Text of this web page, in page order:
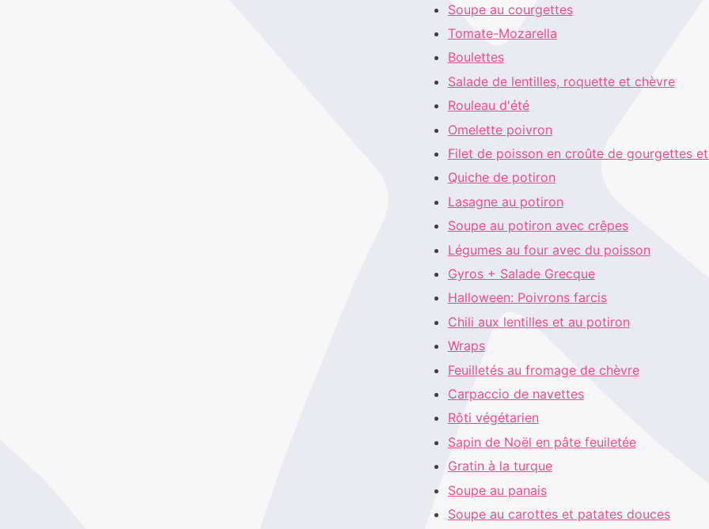
Soupe au courgettes
Tomate-Mozarella
Boulettes
Salade de lentilles, roquette et chèvre
Rouleau d'été
Omelette poivron
Filet de poisson en croûte de gourgettes
Quiche de potiron
Lasagne au potiron
Soupe au potiron avec crêpes
Légumes au four avec du poisson
Gyros + Salade Grecque
Halloween: Poivrons farcis
Chili aux lentilles et au potiron
Wraps
Feuilletés au fromage de chèvre
Carpaccio de navettes
Rôti végétarien
Sapin de Noël en pâte feuiletée
Gratin à la turque
Soupe au panais
Soupe au carottes et patates douces